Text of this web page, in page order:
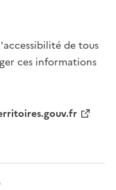
de tous
ces informations